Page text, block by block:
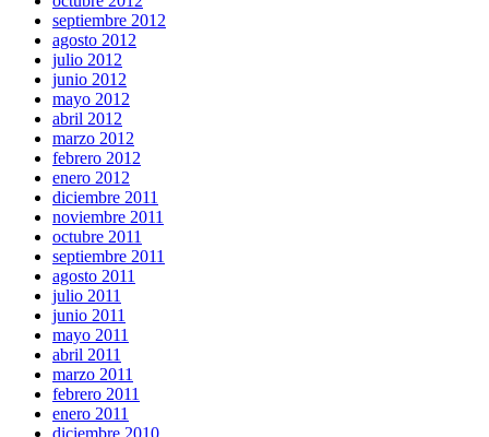
septiembre 2012
agosto 2012
julio 2012
junio 2012
mayo 2012
abril 2012
marzo 2012
febrero 2012
enero 2012
diciembre 2011
noviembre 2011
octubre 2011
septiembre 2011
agosto 2011
julio 2011
junio 2011
mayo 2011
abril 2011
marzo 2011
febrero 2011
enero 2011